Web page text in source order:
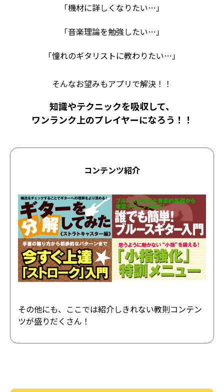
「機材に詳しくなりたい…」
「音楽理論を勉強したい…」
「憧れのギタリストに教わりたい…」
そんなお望みもアプリで解決！！
知識やテクニックを吸収して、
ワンランク上のプレイヤーになろう！！
コンテンツ紹介
その他にも、ここでは紹介しきれない教則コンテン
ツが盛りだくさん！